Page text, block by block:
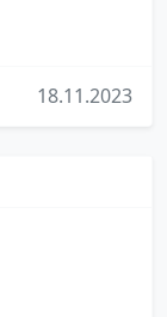
18.11.2023